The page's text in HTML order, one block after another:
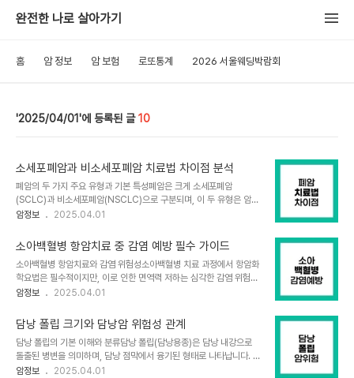
완전한 나로 살아가기
홈 암 정보 암 보험 로또통계 2026 서울웨딩박람회
2025/04/01 10
소세포폐암과 비소세포폐암 치료법 차이점 분석
폐암의 두 가지 주요 유형과 기본 특성폐암은 크게 소세포폐암
(SCLC)과 비소세포폐암(NSCLC)으로 구분되며, 이 두 유형은 암세
포의 형태학적 특성뿐 아니라 성장 속도, 전이 패턴, 그리고 무엇보다
의 약 85%를 차지하며 상대적으로 성장 속도가 느리고 국소적으로
진행하는 경향이 있습니다. 반면 소세포폐암은 약 15%를 차지하지만
매우 공격적이고 빠르게 성장하며 조기에 전신으로 전이되는 특성을
가지고 있습니다. 이러한 근본적인 생물학적 차이로 인해 두 유형의 폐
암은 병기 분류 체계부터 치료 전략까지 상당히 다른 접근법을 필요로
TNM 분류 시스템을 기반으로 1기(a,b), 2기(a..
암정보 2025.04.01
소아백혈병 항암치료 중 감염 예방 필수 가이드
소아백혈병 항암치료와 감염 위험성소아백혈병 치료 과정에서 항암화
학요법은 필수적이지만, 이로 인한 면역력 저하는 심각한 감염 위험을
초래합니다. 항암치료를 받는 소아백혈병 환아들은 백혈구, 특히 호중
이 기간 동안 환아는 거의 무저항 상태에 가까울 정도로 면역력이 떨어
지게 되며, 감염 위험은 호중구 감소의 정도와 기간에 비례합니다. 일
상적으로 무해한 세균들도 소아백혈병 환아에게는 심각한 위협이 될
수 있으므로, 체계적인 감염 예방 관리가 치료 성공의 핵심 요소입니
다.일상적 위생 관리의 중요성소아백혈병 환아의 감염 예방에서 가장
암정보 2025.04.01
담낭 폴립 크기와 담낭암 위험성 관계
담낭 폴립의 기본 이해와 분류담낭 폴립(담낭용종)은 담낭 내강으로
돌출된 병변을 의미하며, 담낭 점막에서 융기된 형태로 나타납니다. 담
낭 폴립은 크게 종양성 폴립과 비종양성 폴립으로 구분됩니다. 종양성
암정보 2025.04.01